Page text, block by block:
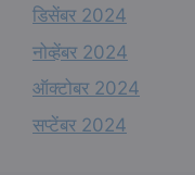
डिसेंबर 2024
नोव्हेंबर 2024
ऑक्टोबर 2024
सप्टेंबर 2024